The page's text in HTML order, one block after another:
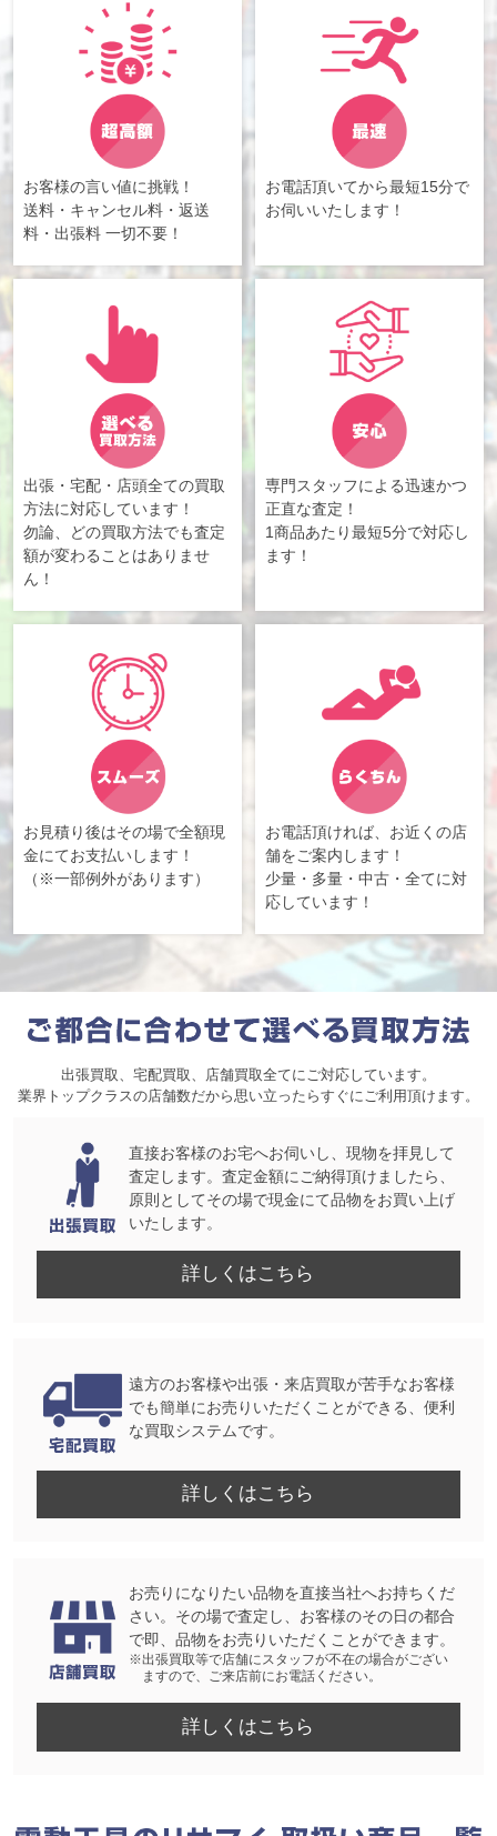
お客様の言い値に挑戦！
送料・キャンセル料・返送
料・出張料 一切不要！
お電話頂いてから最短15分で
お伺いいたします！
出張・宅配・店頭全ての買取
方法に対応しています！
勿論、どの買取方法でも査定
額が変わることはありませ
ん！
専門スタッフによる迅速かつ
正直な査定！
1商品あたり最短5分で対応し
ます！
お見積り後はその場で全額現
金にてお支払いします！
（※一部例外があります）
お電話頂ければ、お近くの店
舗をご案内します！
少量・多量・中古・全てに対
応しています！
出張買取、宅配買取、店舗買取全てにご対応しています。
業界トップクラスの店舗数だから思い立ったらすぐにご利用頂けます。
直接お客様のお宅へお伺いし、現物を拝見して
査定します。査定金額にご納得頂けましたら、
原則としてその場で現金にて品物をお買い上げ
いたします。
詳しくはこちら
遠方のお客様や出張・来店買取が苦手なお客様
でも簡単にお売りいただくことができる、便利
な買取システムです。
詳しくはこちら
お売りになりたい品物を直接当社へお持ちくだ
さい。その場で査定し、お客様のその日の都合
で即、品物をお売りいただくことができます。
※出張買取等で店舗にスタッフが不在の場合がござい
ますので、ご来店前にお電話ください。
詳しくはこちら